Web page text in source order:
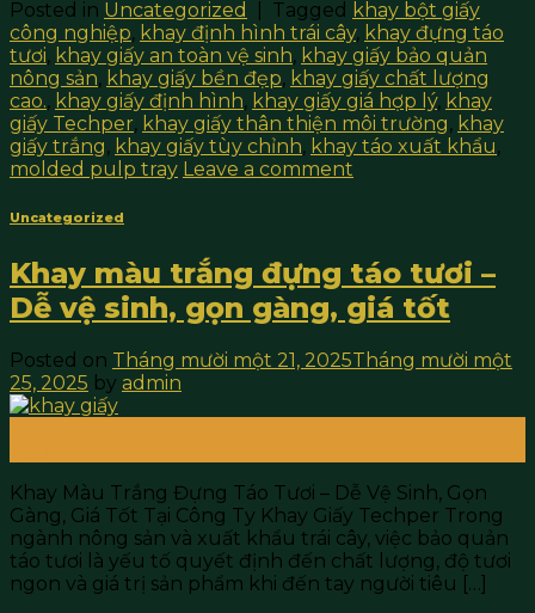
Posted in Uncategorized Tagged khay bột giấy
công nghiệp, khay định hình trái cây, khay đựng táo
tươi, khay giấy an toàn vệ sinh, khay giấy bảo quản
nông sản, khay giấy bền đẹp, khay giấy chất lượng
cao., khay giấy định hình, khay giấy giá hợp lý, khay
giấy Techper, khay giấy thân thiện môi trường, khay
giấy trắng, khay giấy tùy chỉnh, khay táo xuất khẩu,
molded pulp tray Leave a comment
Uncategorized
Khay màu trắng đựng táo tươi –
Dễ vệ sinh, gọn gàng, giá tốt
Posted on Tháng mười một 21, 2025Tháng mười một
25, 2025 by admin
Khay Màu Trắng Đựng Táo Tươi – Dễ Vệ Sinh, Gọn
Gàng, Giá Tốt Tại Công Ty Khay Giấy Techper Trong
ngành nông sản và xuất khẩu trái cây, việc bảo quản
táo tươi là yếu tố quyết định đến chất lượng, độ tươi
ngon và giá trị sản phẩm khi đến tay người tiêu […]